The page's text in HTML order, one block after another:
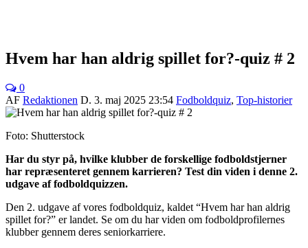
Hvem har han aldrig spillet for?-quiz # 2
0
AF Redaktionen D. 3. maj 2025 23:54 Fodboldquiz, Top-historier
Foto: Shutterstock
Har du styr på, hvilke klubber de forskellige fodboldstjerner
har repræsenteret gennem karrieren? Test din viden i denne 2.
udgave af fodboldquizzen.
Den 2. udgave af vores fodboldquiz, kaldet “Hvem har han aldrig
spillet for?” er landet. Se om du har viden om fodboldprofilernes
klubber gennem deres seniorkarriere.